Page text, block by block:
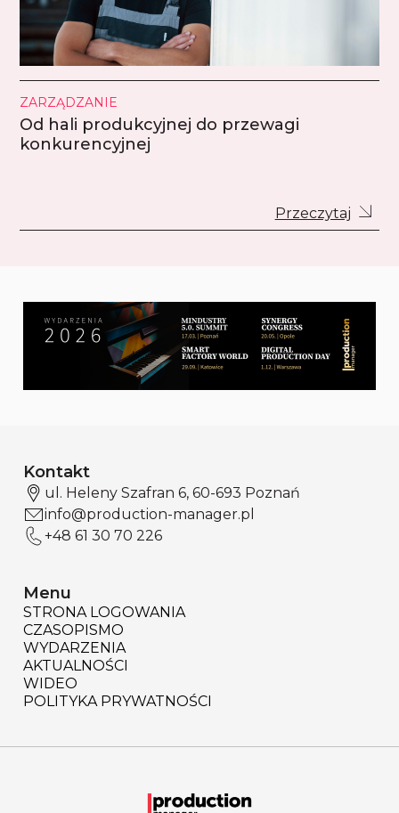
ZARZĄDZANIE
Od hali produkcyjnej do przewagi
konkurencyjnej
Przeczytaj
Kontakt
ul. Heleny Szafran 6, 60-693 Poznań
info@production-manager.pl
+48 61 30 70 226
Menu
STRONA LOGOWANIA
CZASOPISMO
WYDARZENIA
AKTUALNOŚCI
WIDEO
POLITYKA PRYWATNOŚCI